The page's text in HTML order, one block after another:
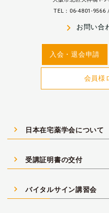
TEL：06-4801-9566
navigate_next お問い合
入会・退会申請
会員様
navigate_next 日本在宅薬学会について
navigate_next 受講証明書の交付
navigate_next バイタルサイン講習会